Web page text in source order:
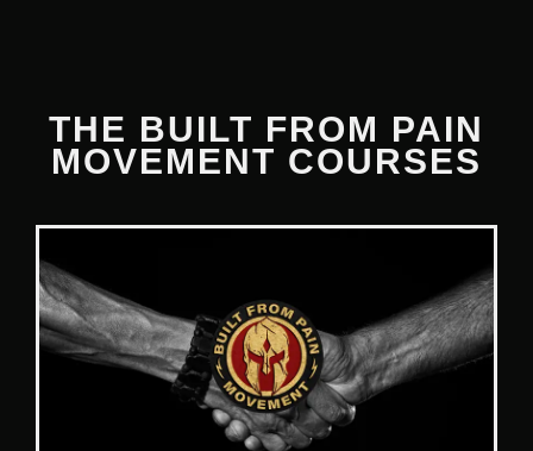
THE BUILT FROM PAIN
MOVEMENT COURSES